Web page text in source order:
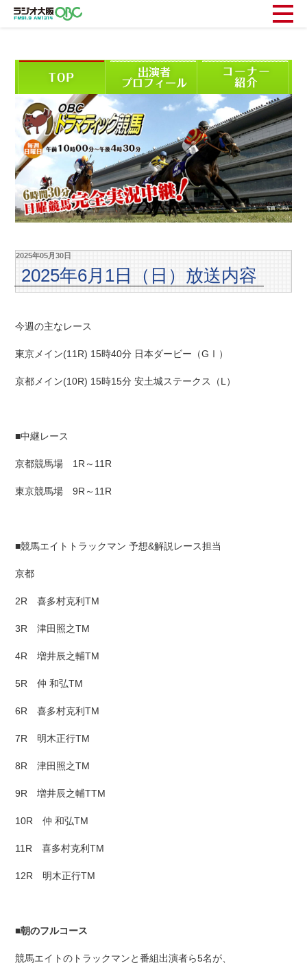
2025年05月30日
2025年6月1日（日）放送内容
今週の主なレース
東京メイン(11R) 15時40分 日本ダービー（GⅠ）
京都メイン(10R) 15時15分 安土城ステークス（L）
■中継レース
京都競馬場 1R～11R
東京競馬場 9R～11R
■競馬エイトトラックマン 予想&解説レース担当
京都
2R 喜多村克利TM
3R 津田照之TM
4R 増井辰之輔TM
5R 仲 和弘TM
6R 喜多村克利TM
7R 明木正行TM
8R 津田照之TM
9R 増井辰之輔TTM
10R 仲 和弘TM
11R 喜多村克利TM
12R 明木正行TM
■朝のフルコース
競馬エイトのトラックマンと番組出演者ら5名が、